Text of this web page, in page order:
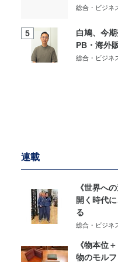
総合・ビジネ
5
白鳩、今
PB・海外
総合・ビジネ
連載
《世界へ
開く時代
る
総合・ビジネ
《物本位
物のモル